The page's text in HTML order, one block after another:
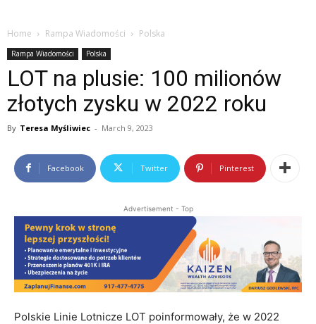
Home Rampa Wiadomości Polska
Rampa Wiadomości Polska
LOT na plusie: 100 milionów
złotych zysku w 2022 roku
By Teresa Myśliwiec - March 9, 2023
Facebook Twitter Pinterest
Advertisement - Top
Polskie Linie Lotnicze LOT poinformowały, że w 2022